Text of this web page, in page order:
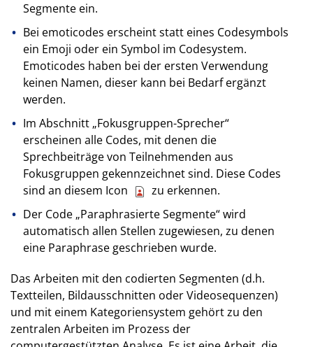
Segmente ein.
Bei emoticodes erscheint statt eines Codesymbols
ein Emoji oder ein Symbol im Codesystem.
Emoticodes haben bei der ersten Verwendung
keinen Namen, dieser kann bei Bedarf ergänzt
werden.
Im Abschnitt „Fokusgruppen-Sprecher“
erscheinen alle Codes, mit denen die
Sprechbeiträge von Teilnehmenden aus
Fokusgruppen gekennzeichnet sind. Diese Codes
sind an diesem Icon
zu erkennen.
Der Code „Paraphrasierte Segmente“ wird
automatisch allen Stellen zugewiesen, zu denen
eine Paraphrase geschrieben wurde.
Das Arbeiten mit den codierten Segmenten (d.h.
Textteilen, Bildausschnitten oder Videosequenzen)
und mit einem Kategoriensystem gehört zu den
zentralen Arbeiten im Prozess der